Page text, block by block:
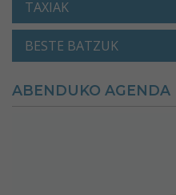
TAXIAK
BESTE BATZUK
ABENDUKO AGENDA